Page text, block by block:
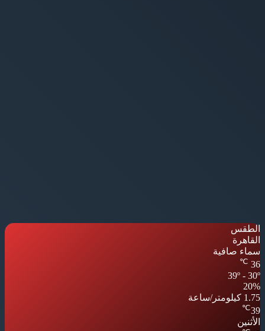
الطقس
القاهرة
سماء صافية
36
℃
39º - 30º
20%
1.75 كيلومتر/ساعة
39
℃
الأثنين